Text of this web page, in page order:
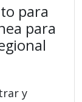
para
para
y